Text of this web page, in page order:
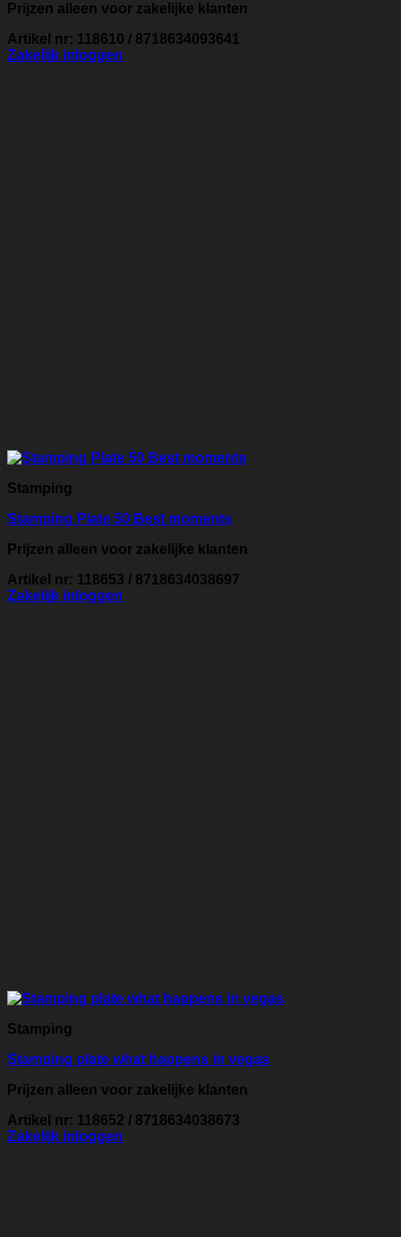
Prijzen alleen voor zakelijke klanten
Artikel nr: 118610 / 8718634093641
Zakelijk inloggen
Stamping
Stamping Plate 50 Best moments
Prijzen alleen voor zakelijke klanten
Artikel nr: 118653 / 8718634038697
Zakelijk inloggen
Stamping
Stamping plate what happens in vegas
Prijzen alleen voor zakelijke klanten
Artikel nr: 118652 / 8718634038673
Zakelijk inloggen